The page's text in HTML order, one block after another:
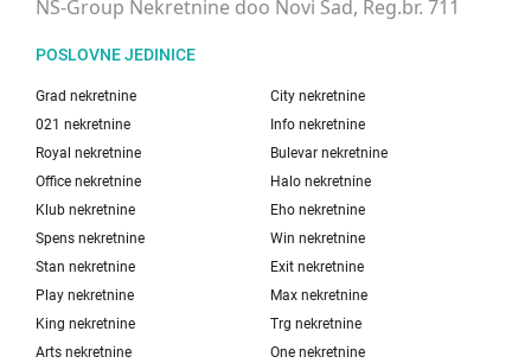
NS-Group Nekretnine doo Novi Sad, Reg.br. 711
POSLOVNE JEDINICE
Grad nekretnine
City nekretnine
021 nekretnine
Info nekretnine
Royal nekretnine
Bulevar nekretnine
Office nekretnine
Halo nekretnine
Klub nekretnine
Eho nekretnine
Spens nekretnine
Win nekretnine
Stan nekretnine
Exit nekretnine
Play nekretnine
Max nekretnine
King nekretnine
Trg nekretnine
Arts nekretnine
One nekretnine